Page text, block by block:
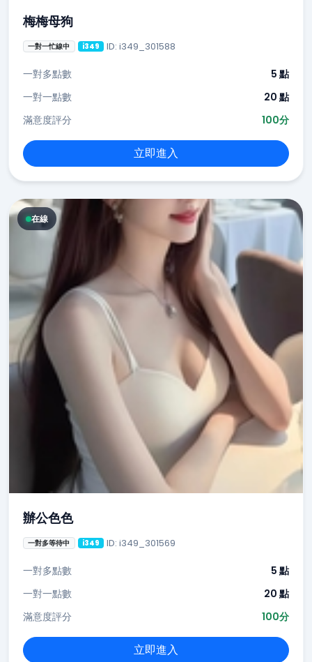
梅梅母狗
一對一忙線中 i349 ID: i349_301588
一對多點數
5 點
一對一點數
20 點
滿意度評分
100分
立即進入
在線
辦公色色
一對多等待中 i349 ID: i349_301569
一對多點數
5 點
一對一點數
20 點
滿意度評分
100分
立即進入